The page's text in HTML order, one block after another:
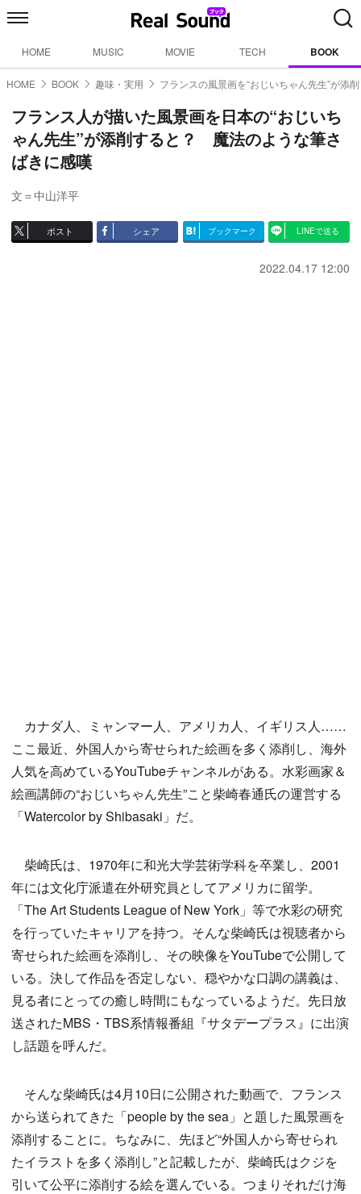
HOME MUSIC MOVIE TECH BOOK
HOME BOOK 趣味・実用 フランスの風景画を“おじいちゃん先生”が添削
フランス人が描いた風景画を日本の“おじいち
ゃん先生”が添削すると？ 魔法のような筆さ
ばきに感嘆
文＝中山洋平
ポスト シェア ブックマーク LINEで送る
2022.04.17 12:00
カナダ人、ミャンマー人、アメリカ人、イギリス人……
ここ最近、外国人から寄せられた絵画を多く添削し、海外
人気を高めているYouTubeチャンネルがある。水彩画家＆
絵画講師の“おじいちゃん先生”こと柴崎春通氏の運営する
「Watercolor by Shibasaki」だ。
柴崎氏は、1970年に和光大学芸術学科を卒業し、2001
年には文化庁派遣在外研究員としてアメリカに留学。
「The Art Students League of New York」等で水彩の研究
を行っていたキャリアを持つ。そんな柴崎氏は視聴者から
寄せられた絵画を添削し、その映像をYouTubeで公開して
いる。決して作品を否定しない、穏やかな口調の講義は、
見る者にとっての癒し時間にもなっているようだ。先日放
送されたMBS・TBS系情報番組『サタデープラス』に出演
し話題を呼んだ。
そんな柴崎氏は4月10日に公開された動画で、フランス
から送られてきた「people by the sea」と題した風景画を
添削することに。ちなみに、先ほど“外国人から寄せられ
たイラストを多く添削し”と記載したが、柴崎氏はクジを
引いて公平に添削する絵を選んでいる。つまりそれだけ海